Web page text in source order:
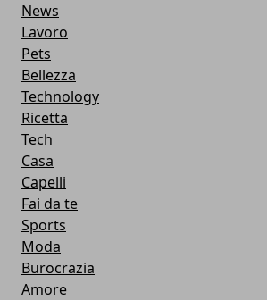
News
Lavoro
Pets
Bellezza
Technology
Ricetta
Tech
Casa
Capelli
Fai da te
Sports
Moda
Burocrazia
Amore